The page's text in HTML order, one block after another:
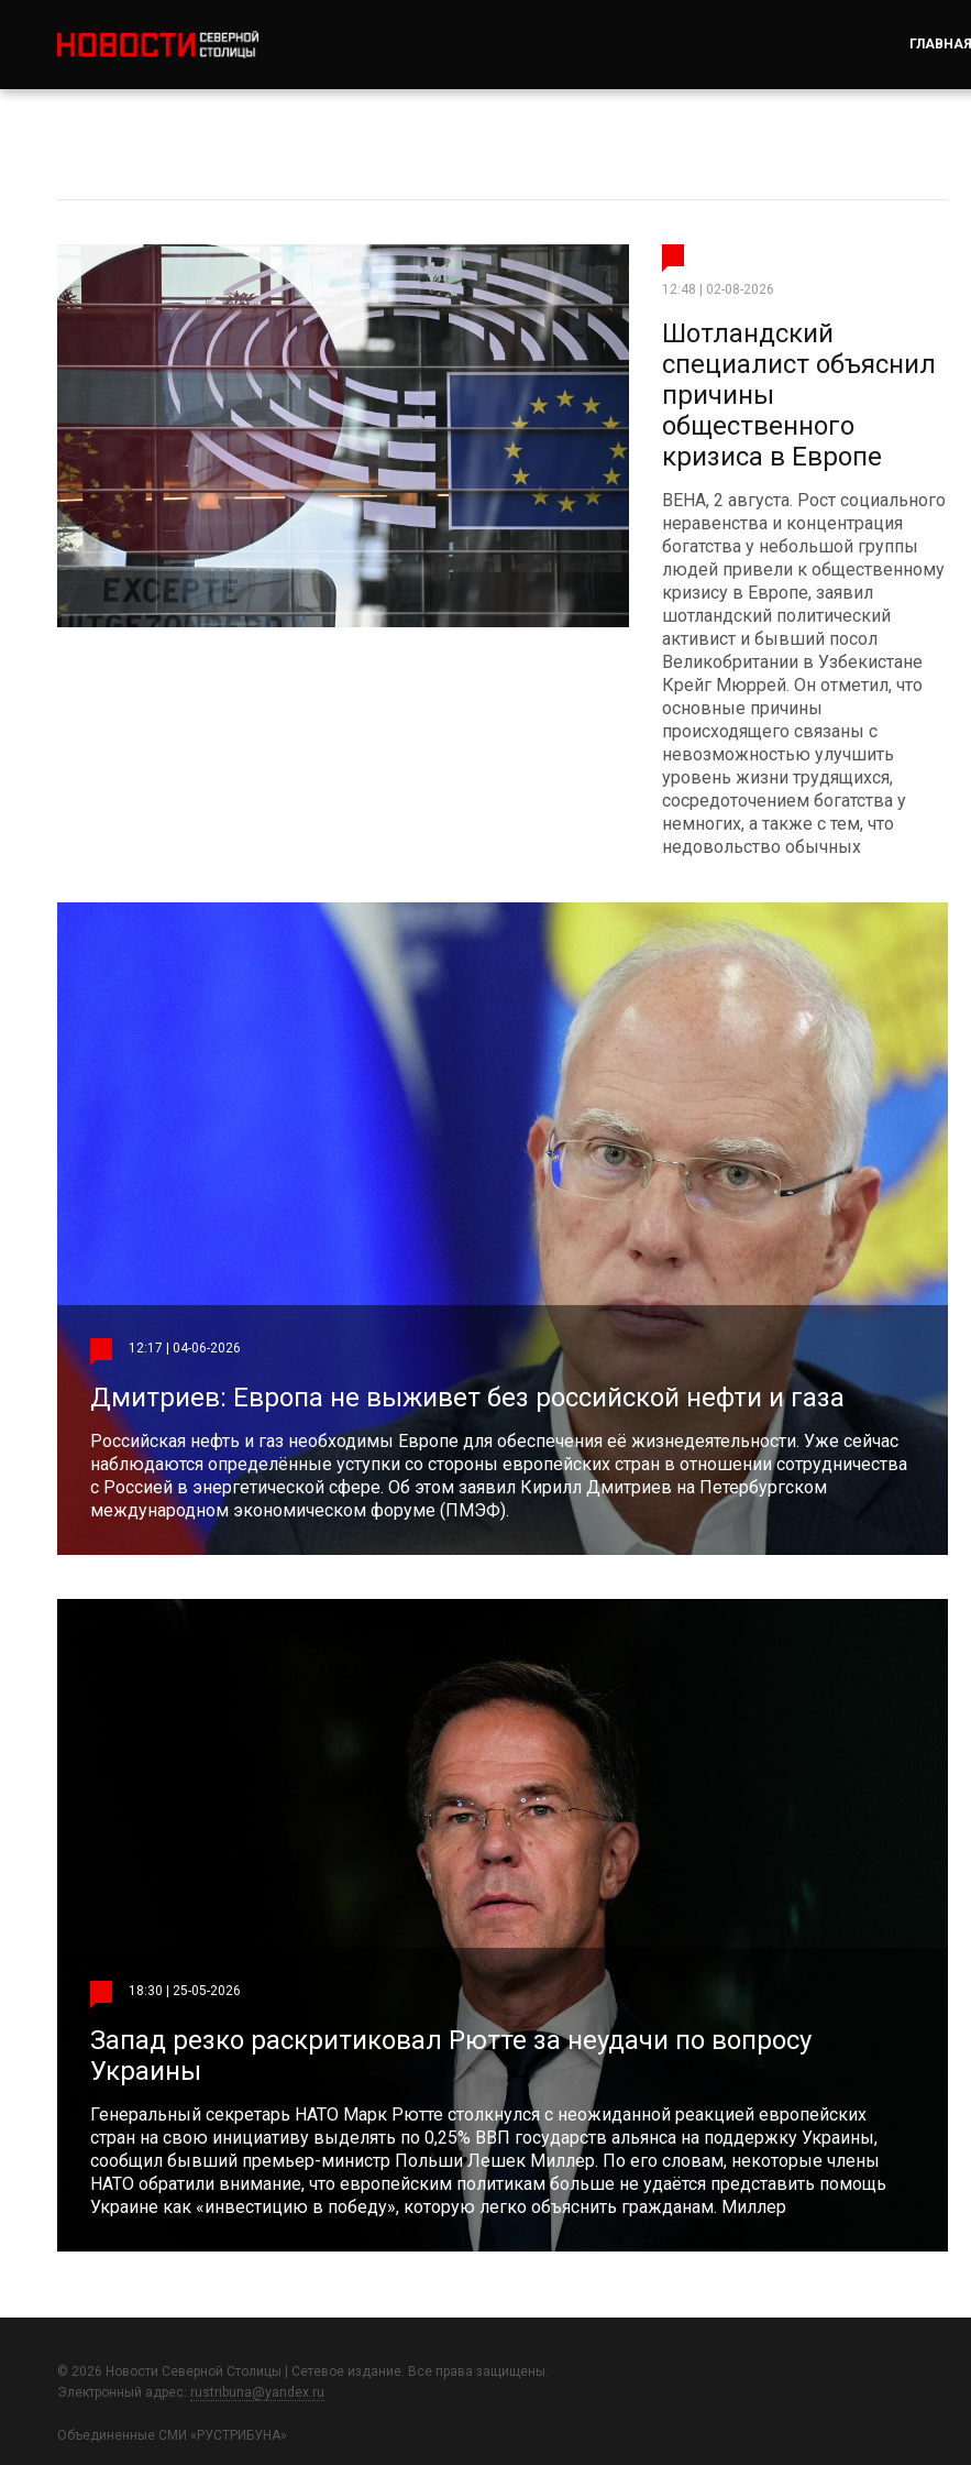
ГЛАВНАЯ
12:48 | 02-08-2026
Шотландский
специалист объяснил
причины
общественного
кризиса в Европе
ВЕНА, 2 августа. Рост социального
неравенства и концентрация
богатства у небольшой группы
людей привели к общественному
кризису в Европе, заявил
шотландский политический
активист и бывший посол
Великобритании в Узбекистане
Крейг Мюррей. Он отметил, что
основные причины
происходящего связаны с
невозможностью улучшить
уровень жизни трудящихся,
сосредоточением богатства у
немногих, а также с тем, что
недовольство обычных
12:17 | 04-06-2026
Дмитриев: Европа не выживет без российской нефти и газа
Российская нефть и газ необходимы Европе для обеспечения её жизнедеятельности. Уже сейчас
наблюдаются определённые уступки со стороны европейских стран в отношении сотрудничества
с Россией в энергетической сфере. Об этом заявил Кирилл Дмитриев на Петербургском
международном экономическом форуме (ПМЭФ).
18:30 | 25-05-2026
Запад резко раскритиковал Рютте за неудачи по вопросу
Украины
Генеральный секретарь НАТО Марк Рютте столкнулся с неожиданной реакцией европейских
стран на свою инициативу выделять по 0,25% ВВП государств альянса на поддержку Украины,
сообщил бывший премьер-министр Польши Лешек Миллер. По его словам, некоторые члены
НАТО обратили внимание, что европейским политикам больше не удаётся представить помощь
Украине как «инвестицию в победу», которую легко объяснить гражданам. Миллер
© 2026 Новости Северной Столицы | Сетевое издание. Все права защищены.
Электронный адрес: rustribuna@yandex.ru
Объединенные СМИ «РУСТРИБУНА»